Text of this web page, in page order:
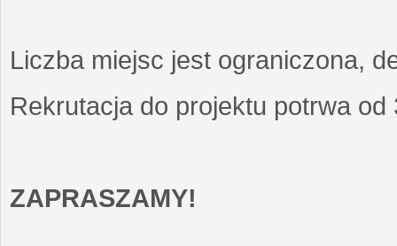
Liczba miejsc jest ograniczona,
Rekrutacja do projektu potrwa
ZAPRASZAMY!